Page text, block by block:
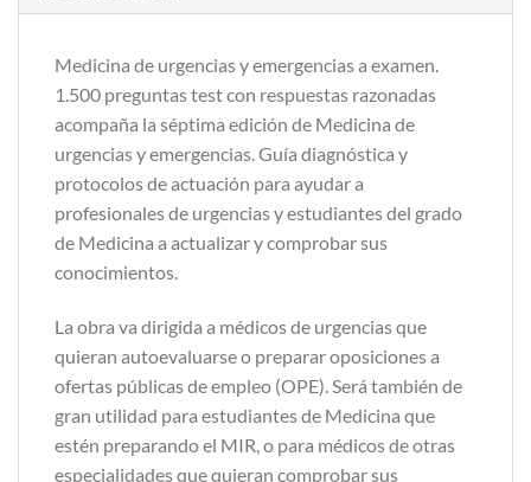
Medicina de urgencias y emergencias a examen.
1.500 preguntas test con respuestas razonadas
acompaña la séptima edición de Medicina de
urgencias y emergencias. Guía diagnóstica y
protocolos de actuación para ayudar a
profesionales de urgencias y estudiantes del grado
de Medicina a actualizar y comprobar sus
conocimientos.
La obra va dirigida a médicos de urgencias que
quieran autoevaluarse o preparar oposiciones a
ofertas públicas de empleo (OPE). Será también de
gran utilidad para estudiantes de Medicina que
estén preparando el MIR, o para médicos de otras
especialidades que quieran comprobar sus